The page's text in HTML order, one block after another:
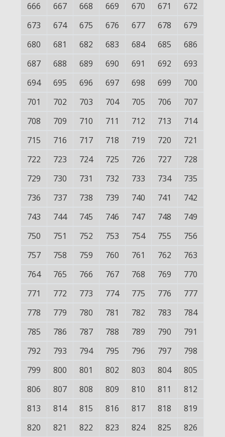
666
667 668 669 670 671
672
673
674 675 676 677 678
679
680
681 682 683 684 685
686
687
688 689 690 691 692
693
694
695 696 697 698 699
700
701
702 703 704 705 706
707
708
709 710 711 712 713
714
715
716 717 718 719 720
721
722
723 724 725 726 727
728
729
730 731 732 733 734
735
736
737 738 739 740 741
742
743
744 745 746 747 748
749
750
751 752 753 754 755
756
757
758 759 760 761 762
763
764
765 766 767 768 769
770
771
772 773 774 775 776
777
778
779 780 781 782 783
784
785
786 787 788 789 790
791
792
793 794 795 796 797
798
799
800 801 802 803 804
805
806
807 808 809 810 811
812
813
814 815 816 817 818
819
820
821 822 823 824 825 826